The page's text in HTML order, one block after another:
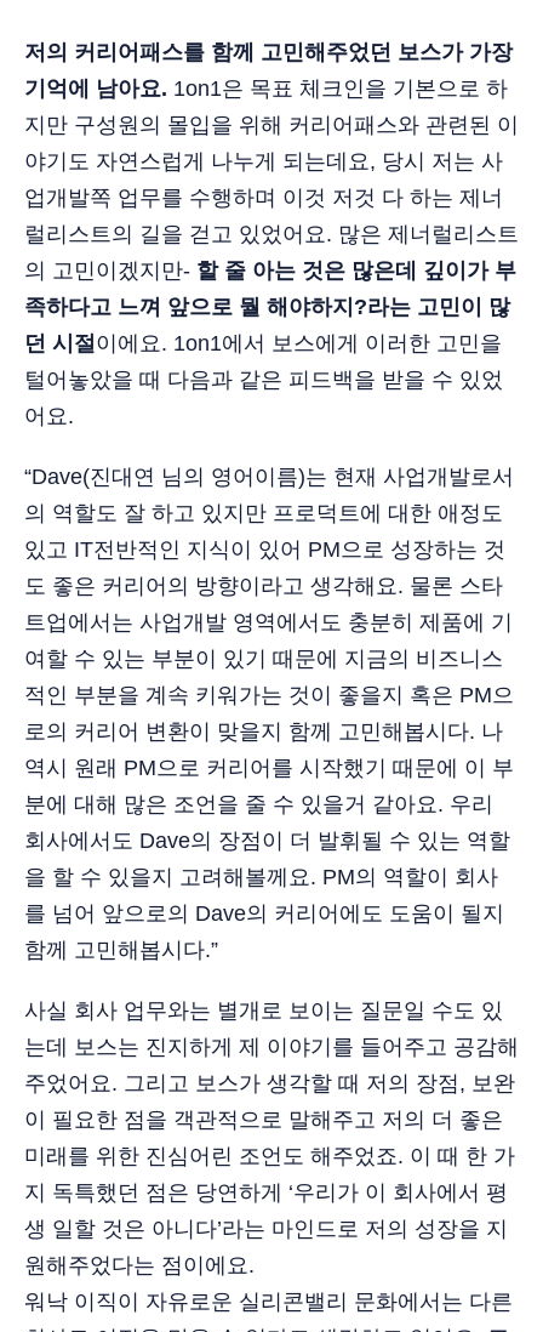
저의 커리어패스를 함께 고민해주었던 보스가 가장
기억에 남아요. 1on1은 목표 체크인을 기본으로 하
지만 구성원의 몰입을 위해 커리어패스와 관련된 이
야기도 자연스럽게 나누게 되는데요, 당시 저는 사
업개발쪽 업무를 수행하며 이것 저것 다 하는 제너
럴리스트의 길을 걷고 있었어요. 많은 제너럴리스트
의 고민이겠지만- 할 줄 아는 것은 많은데 깊이가 부
족하다고 느껴 앞으로 뭘 해야하지?라는 고민이 많
던 시절이에요. 1on1에서 보스에게 이러한 고민을
털어놓았을 때 다음과 같은 피드백을 받을 수 있었
어요.
“Dave(진대연 님의 영어이름)는 현재 사업개발로서
의 역할도 잘 하고 있지만 프로덕트에 대한 애정도
있고 IT전반적인 지식이 있어 PM으로 성장하는 것
도 좋은 커리어의 방향이라고 생각해요. 물론 스타
트업에서는 사업개발 영역에서도 충분히 제품에 기
여할 수 있는 부분이 있기 때문에 지금의 비즈니스
적인 부분을 계속 키워가는 것이 좋을지 혹은 PM으
로의 커리어 변환이 맞을지 함께 고민해봅시다. 나
역시 원래 PM으로 커리어를 시작했기 때문에 이 부
분에 대해 많은 조언을 줄 수 있을거 같아요. 우리
회사에서도 Dave의 장점이 더 발휘될 수 있는 역할
을 할 수 있을지 고려해볼께요. PM의 역할이 회사
를 넘어 앞으로의 Dave의 커리어에도 도움이 될지
함께 고민해봅시다.”
사실 회사 업무와는 별개로 보이는 질문일 수도 있
는데 보스는 진지하게 제 이야기를 들어주고 공감해
주었어요. 그리고 보스가 생각할 때 저의 장점, 보완
이 필요한 점을 객관적으로 말해주고 저의 더 좋은
미래를 위한 진심어린 조언도 해주었죠. 이 때 한 가
지 독특했던 점은 당연하게 ‘우리가 이 회사에서 평
생 일할 것은 아니다’라는 마인드로 저의 성장을 지
원해주었다는 점이에요.
워낙 이직이 자유로운 실리콘밸리 문화에서는 다른